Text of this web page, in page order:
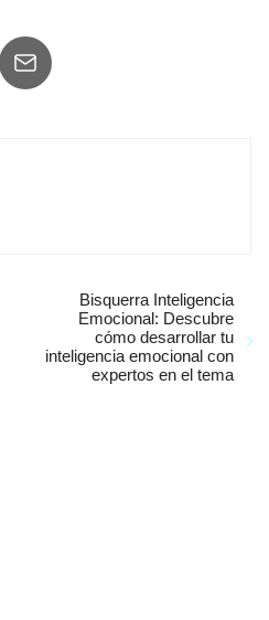
Bisquerra Inteligencia
Emocional: Descubre
cómo desarrollar tu
inteligencia emocional con
expertos en el tema